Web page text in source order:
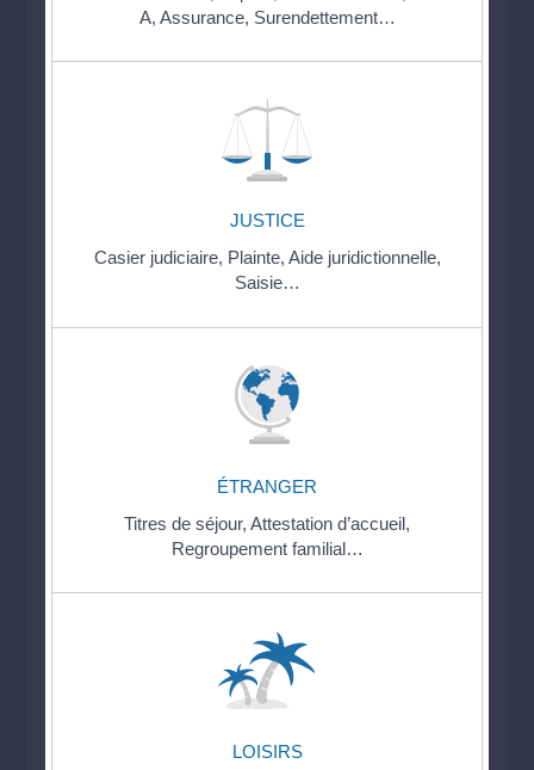
A, Assurance, Surendettement…
JUSTICE
Casier judiciaire, Plainte, Aide juridictionnelle,
Saisie…
ÉTRANGER
Titres de séjour, Attestation d’accueil,
Regroupement familial…
LOISIRS